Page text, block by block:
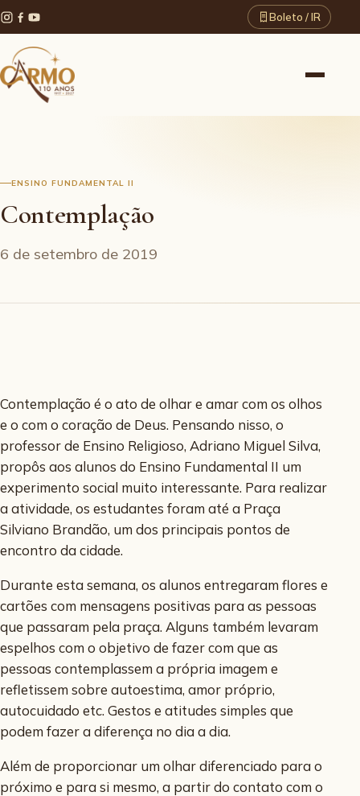
Boleto / IR
ENSINO FUNDAMENTAL II
Contemplação
6 de setembro de 2019
Contemplação é o ato de olhar e amar com os olhos
e o com o coração de Deus. Pensando nisso, o
professor de Ensino Religioso, Adriano Miguel Silva,
propôs aos alunos do Ensino Fundamental II um
experimento social muito interessante. Para realizar
a atividade, os estudantes foram até a Praça
Silviano Brandão, um dos principais pontos de
encontro da cidade.
Durante esta semana, os alunos entregaram flores e
cartões com mensagens positivas para as pessoas
que passaram pela praça. Alguns também levaram
espelhos com o objetivo de fazer com que as
pessoas contemplassem a própria imagem e
refletissem sobre autoestima, amor próprio,
autocuidado etc. Gestos e atitudes simples que
podem fazer a diferença no dia a dia.
Além de proporcionar um olhar diferenciado para o
próximo e para si mesmo, a partir do contato com o